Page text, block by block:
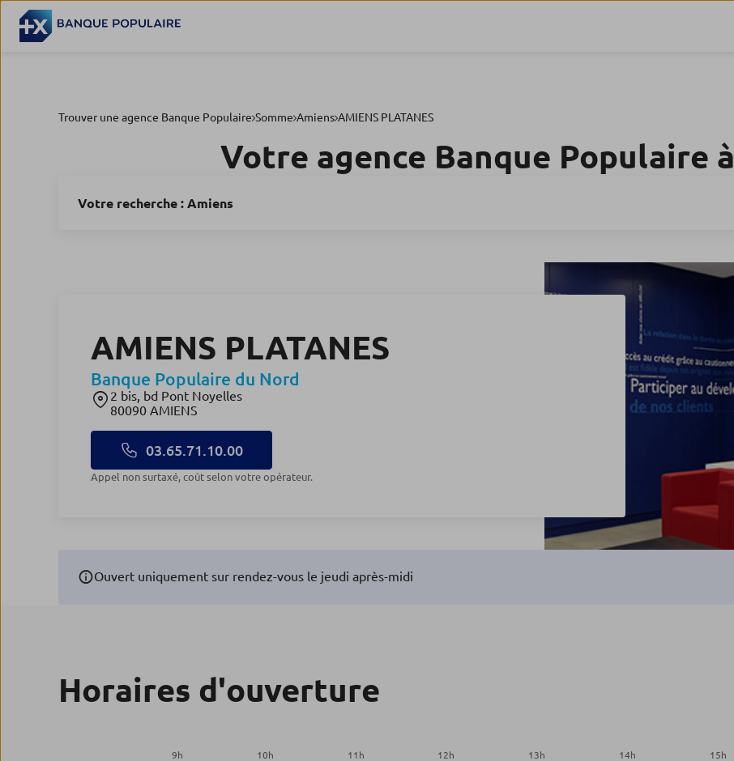
Trouver une agence Banque Populaire Somme Amiens AMIENS PLATANES
Votre agence Banque Populaire à
Votre recherche : Amiens
AMIENS PLATANES
Banque Populaire du Nord
2 bis, bd Pont Noyelles
80090 AMIENS
03.65.71.10.00
Appel non surtaxé, coût selon votre opérateur.
Ouvert uniquement sur rendez-vous le jeudi après-midi
Horaires d'ouverture
9h 10h 11 h 12h 13h 14h 15h